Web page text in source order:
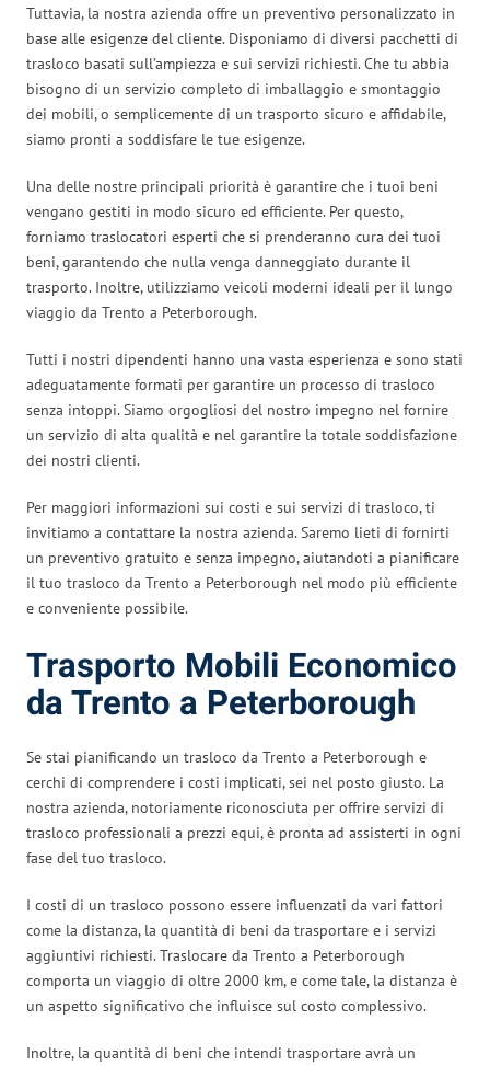
Tuttavia, la nostra azienda offre un preventivo personalizzato in
base alle esigenze del cliente. Disponiamo di diversi pacchetti di
trasloco basati sull’ampiezza e sui servizi richiesti. Che tu abbia
bisogno di un servizio completo di imballaggio e smontaggio
dei mobili, o semplicemente di un trasporto sicuro e affidabile,
siamo pronti a soddisfare le tue esigenze.
Una delle nostre principali priorità è garantire che i tuoi beni
vengano gestiti in modo sicuro ed efficiente. Per questo,
forniamo traslocatori esperti che si prenderanno cura dei tuoi
beni, garantendo che nulla venga danneggiato durante il
trasporto. Inoltre, utilizziamo veicoli moderni ideali per il lungo
viaggio da Trento a Peterborough.
Tutti i nostri dipendenti hanno una vasta esperienza e sono stati
adeguatamente formati per garantire un processo di trasloco
senza intoppi. Siamo orgogliosi del nostro impegno nel fornire
un servizio di alta qualità e nel garantire la totale soddisfazione
dei nostri clienti.
Per maggiori informazioni sui costi e sui servizi di trasloco, ti
invitiamo a contattare la nostra azienda. Saremo lieti di fornirti
un preventivo gratuito e senza impegno, aiutandoti a pianificare
il tuo trasloco da Trento a Peterborough nel modo più efficiente
e conveniente possibile.
Trasporto Mobili Economico
da Trento a Peterborough
Se stai pianificando un trasloco da Trento a Peterborough e
cerchi di comprendere i costi implicati, sei nel posto giusto. La
nostra azienda, notoriamente riconosciuta per offrire servizi di
trasloco professionali a prezzi equi, è pronta ad assisterti in ogni
fase del tuo trasloco.
I costi di un trasloco possono essere influenzati da vari fattori
come la distanza, la quantità di beni da trasportare e i servizi
aggiuntivi richiesti. Traslocare da Trento a Peterborough
comporta un viaggio di oltre 2000 km, e come tale, la distanza è
un aspetto significativo che influisce sul costo complessivo.
Inoltre, la quantità di beni che intendi trasportare avrà un